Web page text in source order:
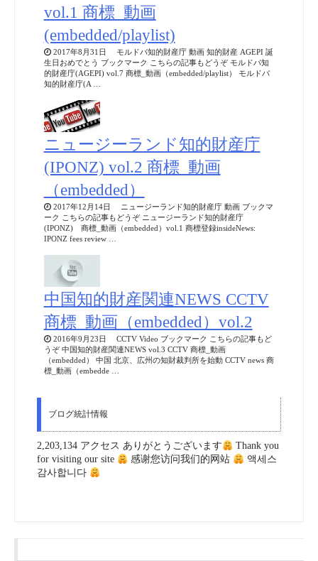
vol.1 商標_動画
(embedded/playlist)
2017年8月31日 モルドバ知的財産庁 動画 知的財産 AGEPI 誕
生日おめでとう ブックマーク こちらの記事もどうぞ モルドバ知
的財産庁(AGEPI) vol.7 商標_動画（embedded/playlist） モルドバ
知的財産庁(A …
ニュージーランド知的財産庁
(IPONZ) vol.2 商標_動画
（embedded）
2017年12月14日 ニュージーランド知的財産庁 動画 ブックマ
ーク こちらの記事もどうぞ ニュージーランド知的財産庁
(IPONZ) 商標_動画（embedded）vol.1 商標登録insideNews:
IPONZ fees review …
中国知的財産関連NEWS CCTV
商標_動画（embedded）vol.2
2016年9月23日 CCTV Video ブックマーク こちらの記事もど
うぞ 中国知的財産関連NEWS vol.3 CCTV 商標_動画
（embedded） 中国 北京、広州の知財裁判所を始動 CCTV news 商
標_動画（embedde …
ブログ統計情報
2,203,134 アクセス ありがとうございます
Thank you
for visiting our site
感谢您访问我们的网站
액세스
감사합니다